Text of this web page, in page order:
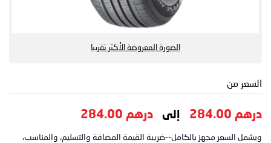
الصورة المعروضة الأكثر تقريبا
السعر من
درهم 284.00 إلى درهم 284.00
ويشمل السعر مجهز بالكامل--ضريبة القيمة المضافة والتسليم، والمناسب،